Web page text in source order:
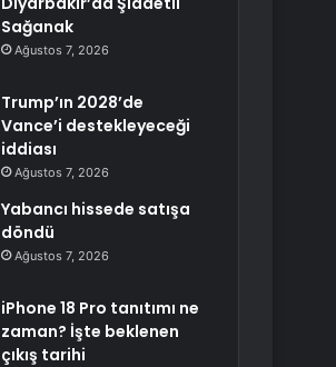
Sağanak
Ağustos 7, 2026
Trump’ın 2028’de
Vance’i destekleyeceği
iddiası
Ağustos 7, 2026
Yabancı hissede satışa
döndü
Ağustos 7, 2026
iPhone 18 Pro tanıtımı ne
zaman? İşte beklenen
çıkış tarihi